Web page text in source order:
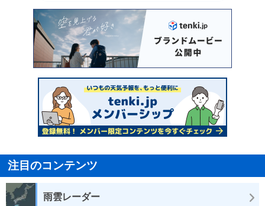
注目のコンテンツ
雨雲レーダー